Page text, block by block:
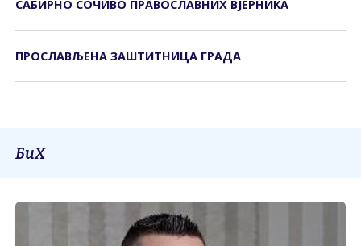
САБИРНО СОЧИВО ПРАВОСЛАВНИХ ВЈЕРНИКА
ПРОСЛАВЉЕНА ЗАШТИТНИЦА ГРАДА
БиХ